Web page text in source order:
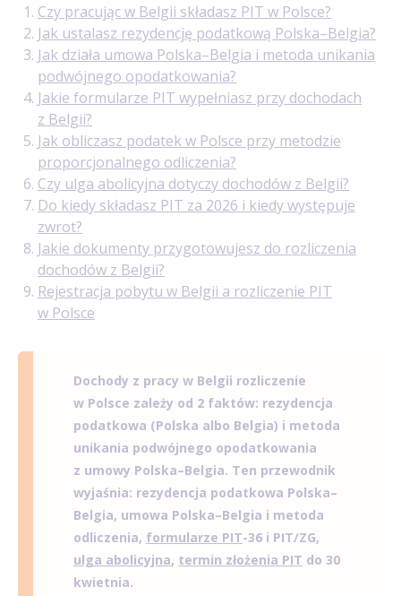
Czy pracując w Belgii składasz PIT w Polsce?
Jak ustalasz rezydencję podatkową Polska–Belgia?
Jak działa umowa Polska–Belgia i metoda unikania
podwójnego opodatkowania?
Jakie formularze PIT wypełniasz przy dochodach
z Belgii?
Jak obliczasz podatek w Polsce przy metodzie
proporcjonalnego odliczenia?
Czy ulga abolicyjna dotyczy dochodów z Belgii?
Do kiedy składasz PIT za 2026 i kiedy występuje
zwrot?
Jakie dokumenty przygotowujesz do rozliczenia
dochodów z Belgii?
Rejestracja pobytu w Belgii a rozliczenie PIT
w Polsce
Dochody z pracy w Belgii rozliczenie
w Polsce zależy od 2 faktów: rezydencja
podatkowa (Polska albo Belgia) i metoda
unikania podwójnego opodatkowania
z umowy Polska–Belgia. Ten przewodnik
wyjaśnia: rezydencja podatkowa Polska–
Belgia, umowa Polska–Belgia i metoda
odliczenia, formularze PIT-36 i PIT/ZG,
ulga abolicyjna, termin złożenia PIT do 30
kwietnia.